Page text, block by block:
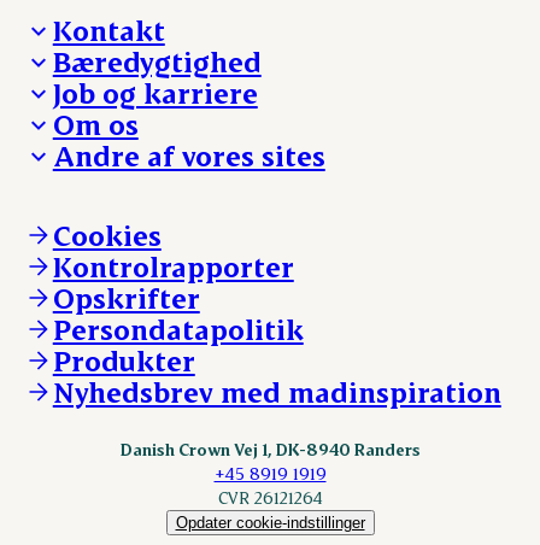
Kontakt
Besøg Danish Crown
Presse og nyheder
Reklamationer
Whistleblower
Øvrige henvendelser
Bæredygtighed
Fra jord til bord
Hverdagen
Ansvarlighed og nøgletal
Job og karriere
Arbejd med os
Ledige stillinger
Om os
Hvem er vi
Vores resultater
Vores lokationer
Kontakt
Andre af vores sites
Andelsejere - kreatur
Danishcrownprofessional.com
DAT-Schaub.com
ESS-FOOD.com
Fonden Dansk Gastronomi
KLS.se
nordicspoor.com
Scanhide.dk
Cookies
Kontrolrapporter
Opskrifter
Persondatapolitik
Produkter
Nyhedsbrev med madinspiration
Danish Crown Vej 1, DK-8940 Randers
+45 8919 1919
CVR 26121264
Opdater cookie-indstillinger